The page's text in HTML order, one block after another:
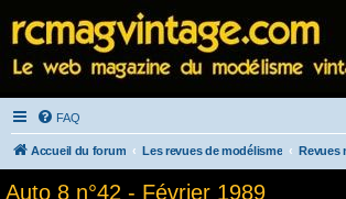
FAQ
Accueil du forum Les revues de modélisme
Auto 8 n°42 - Février 1989